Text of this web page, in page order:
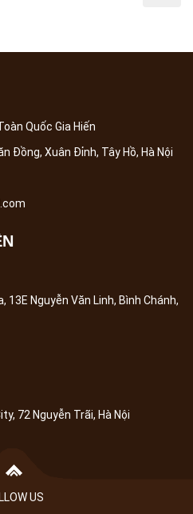
Quốc Gia Hiến
Đồng, Xuân Đỉnh, Tây Hồ, Hà Nội
13E Nguyễn Văn Linh, Bình Chánh,
72 Nguyễn Trãi, Hà Nội
US